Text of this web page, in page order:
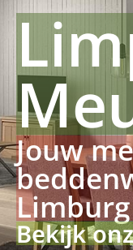
Jouw
Limburg
Bekijk